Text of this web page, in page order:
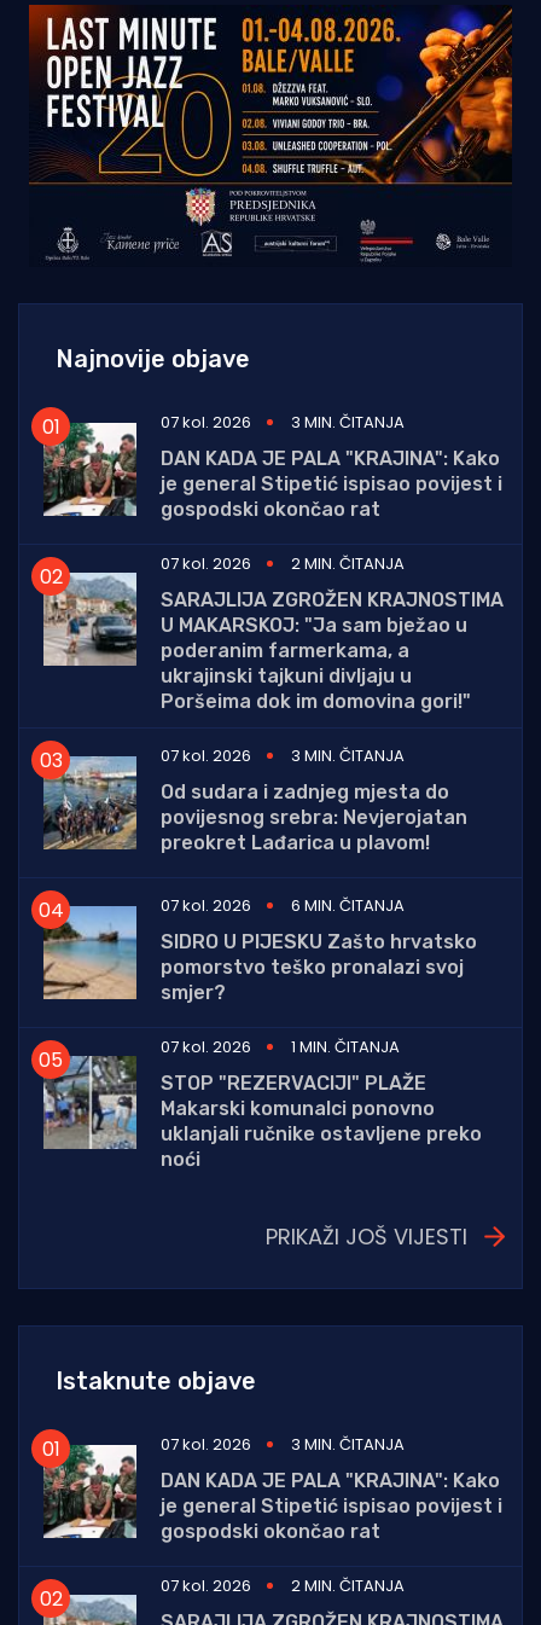
Najnovije objave
07 kol. 2026
3 MIN. ČITANJA
DAN KADA JE PALA "KRAJINA": Kako
je general Stipetić ispisao povijest i
gospodski okončao rat
07 kol. 2026
2 MIN. ČITANJA
SARAJLIJA ZGROŽEN KRAJNOSTIMA
U MAKARSKOJ: "Ja sam bježao u
poderanim farmerkama, a
ukrajinski tajkuni divljaju u
Poršeima dok im domovina gori!"
07 kol. 2026
3 MIN. ČITANJA
Od sudara i zadnjeg mjesta do
povijesnog srebra: Nevjerojatan
preokret Lađarica u plavom!
07 kol. 2026
6 MIN. ČITANJA
SIDRO U PIJESKU Zašto hrvatsko
pomorstvo teško pronalazi svoj
smjer?
07 kol. 2026
1 MIN. ČITANJA
STOP "REZERVACIJI" PLAŽE
Makarski komunalci ponovno
uklanjali ručnike ostavljene preko
noći
PRIKAŽI JOŠ VIJESTI
Istaknute objave
07 kol. 2026
3 MIN. ČITANJA
DAN KADA JE PALA "KRAJINA": Kako
je general Stipetić ispisao povijest i
gospodski okončao rat
07 kol. 2026
2 MIN. ČITANJA